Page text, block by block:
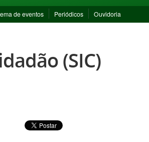
de eventos Periódicos Ouvidoria
(SIC)